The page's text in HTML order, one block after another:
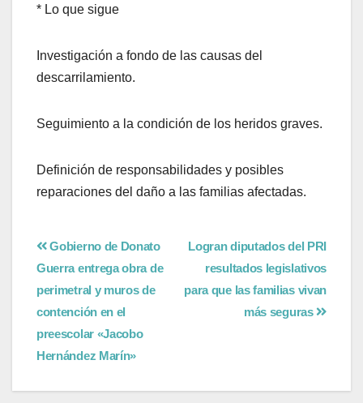
* Lo que sigue
Investigación a fondo de las causas del
descarrilamiento.
Seguimiento a la condición de los heridos graves.
Definición de responsabilidades y posibles
reparaciones del daño a las familias afectadas.
Logran diputados del PRI
resultados legislativos
para que las familias vivan
más seguras
Gobierno de Donato
Guerra entrega obra de
perimetral y muros de
contención en el
preescolar «Jacobo
Hernández Marín»